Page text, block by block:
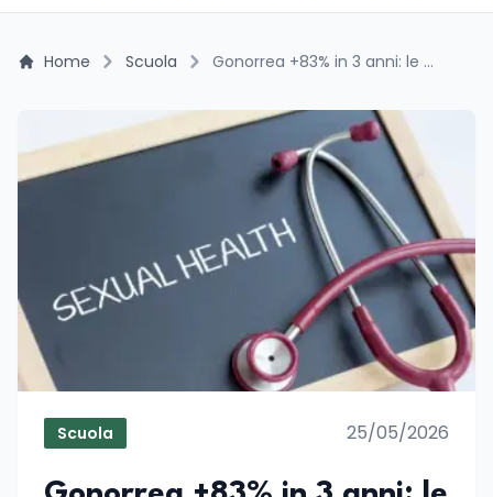
Home Scuola Gonorrea +83% in 3 anni: le Indicazioni 2025 e il nodo MST a scuola
Scuola 25/05/2026